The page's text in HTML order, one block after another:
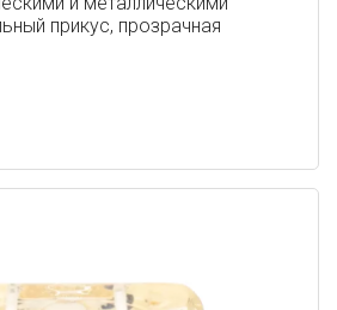
прикус, прозрачная